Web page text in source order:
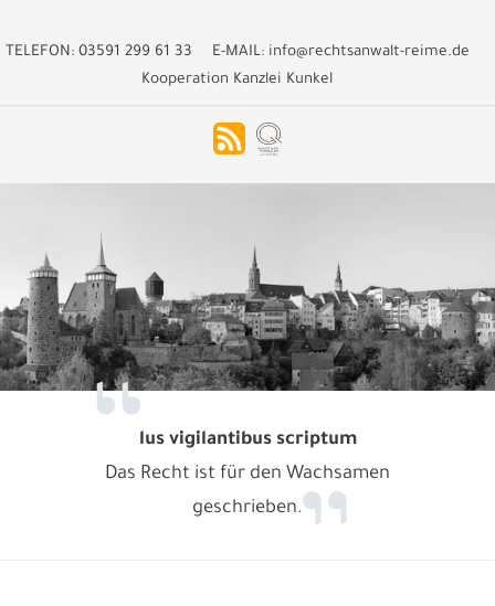
TELEFON: 03591 299 61 33 E-MAIL: info@rechtsanwalt-reime.de
Kooperation Kanzlei Kunkel
lus vigilantibus scriptum
Das Recht ist für den Wachsamen
geschrieben.